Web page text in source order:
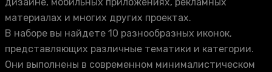
материалах и многих других проектах.
В наборе вы найдете 10 разнообразных иконок,
представляющих различные тематики и категории.
Они выполнены в современном минималистическом